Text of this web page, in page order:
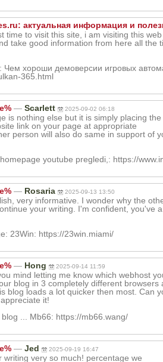
актуальная информация и
time to visit this site, i am visiting this web
take good information from here all the
Чем хороши демоверсии игровых
365.html
— Scarlett 2025-09-02 06:18
is nothing else but it is simply placing
link on your page at appropriate
person will also do same in support of
youtube pregledi,: https://
— Rosaria 2025-09-13 13:50
very informative. I wonder why the
your writing. I'm confident, you've
23Win: https://23win.miami/
— Hong 2025-09-14 11:59
mind letting me know which webhost
blog in 3 completely different browsers
blog loads a lot quicker then most. Can
it!
... Mb66: https://mb66.wang/
— Jed 2025-09-19 16:47
writing very so much! percentage we